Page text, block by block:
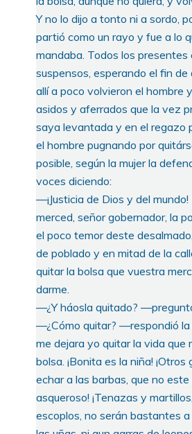
Y no lo dijo a tonto ni a sordo,
partió como un rayo y fue a lo
mandaba. Todos los presentes
suspensos, esperando el fin de
allí a poco volvieron el hombre
asidos y aferrados que la vez
saya levantada y en el regazo
el hombre pugnando por
posible, según la mujer la
voces diciendo:
—¡Justicia de Dios y del
merced, señor gobernador, la
el poco temor deste
de poblado y en mitad de la
quitar la bolsa que vuestra
darme.
—¿Y háosla quitado?
—¿Cómo quitar? —respondió
me dejara yo quitar la vida que
bolsa. ¡Bonita es la niña!
echar a las barbas, que no
asqueroso! ¡Tenazas y
escoplos, no serán bastantes